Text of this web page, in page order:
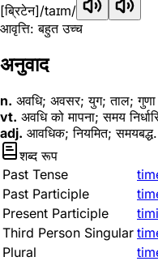
[ब्रिटेन]/taɪm/
आवृत्ति: बहुत उच्च
अनुवाद
n. अवधि; अवसर; युग; ताल; गुणा
vt. अवधि को मापना; समय
adj. आवधिक; नियमित; समयबद्ध.
शब्द रूप
Past Tense
Past Participle
Present Participle
Third Person Singular
Plural